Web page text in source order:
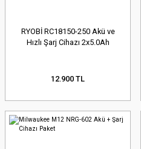
RYOBİ RC18150-250 Akü ve
Hızlı Şarj Cihazı 2x5.0Ah
12.900 TL